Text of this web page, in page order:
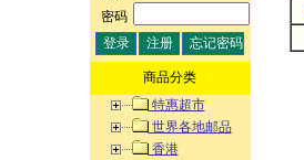
密码:
商品分类
特惠超市
世界各地邮品
香港